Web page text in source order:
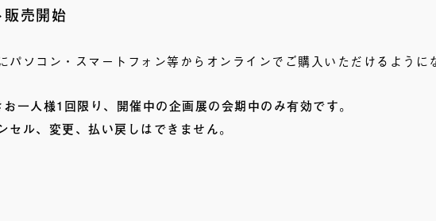
売開始
パソコン・スマートフォン等からオンラインでご購入いただけるように
一人様1回限り、開催中の企画展の会期中のみ有効です。
セル、変更、払い戻しはできません。